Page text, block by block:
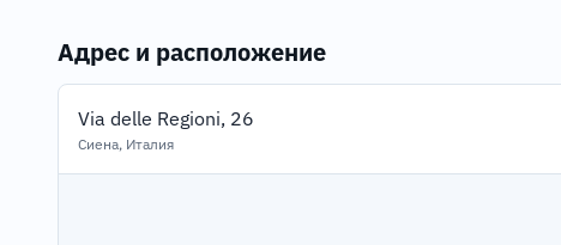
Адрес и расположение
Via delle Regioni, 26
Сиена, Италия